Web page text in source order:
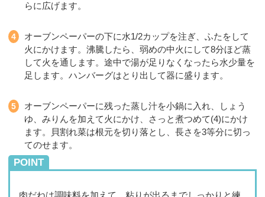
らに広げます。
オーブンペーパーの下に水1/2カップを注ぎ、ふたをして
火にかけます。沸騰したら、弱めの中火にして8分ほど蒸
して火を通します。途中で湯が足りなくなったら水少量を
足します。ハンバーグはとり出して器に盛ります。
オーブンペーパーに残った蒸し汁を小鍋に入れ、しょう
ゆ、みりんを加えて火にかけ、さっと煮つめて(4)にかけ
ます。貝割れ菜は根元を切り落とし、長さを3等分に切っ
てのせます。
POINT
肉だねは調味料を加えて、粘りが出るまでしっかりと練